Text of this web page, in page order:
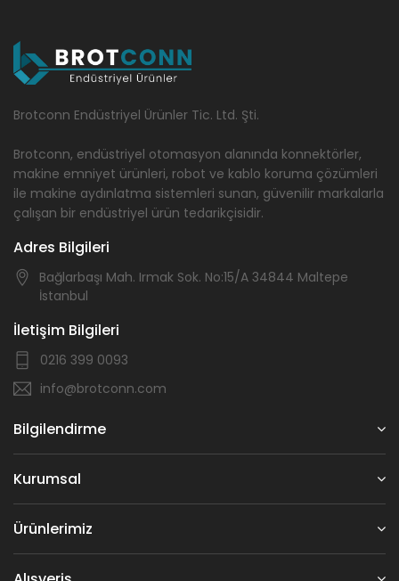
Brotconn Endüstriyel Ürünler Tic. Ltd. Şti.
Brotconn, endüstriyel otomasyon alanında konnektörler,
makine emniyet ürünleri, robot ve kablo koruma çözümleri
ile makine aydınlatma sistemleri sunan, güvenilir markalarla
çalışan bir endüstriyel ürün tedarikçisidir.
Adres Bilgileri
Bağlarbaşı Mah. Irmak Sok. No:15/A 34844 Maltepe
İstanbul
İletişim Bilgileri
0216 399 0093
info@brotconn.com
Bilgilendirme
Kurumsal
Ürünlerimiz